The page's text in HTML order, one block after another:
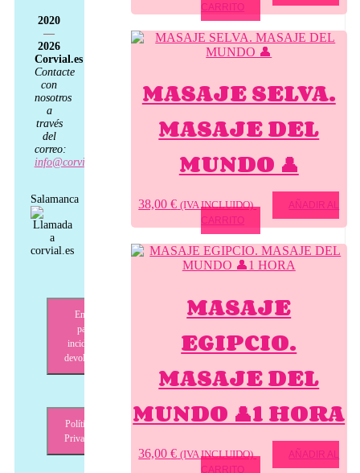
CARRITO
MASAJE SELVA.
MASAJE DEL
MUNDO 👤
38,00€ (IVA INCLUIDO)
AÑADIR AL
CARRITO
MASAJE
EGIPCIO.
MASAJE DEL
MUNDO 👤1 HORA
36,00€ (IVA INCLUIDO)
AÑADIR AL
CARRITO
2020
—
2026
Corvial.es
Contacte
con
nosotros
a
través
del
correo:
info@corvial.es
Salamanca
Envíos,
pagos,
incidencias,
devoluciones
Política de
Privacidad